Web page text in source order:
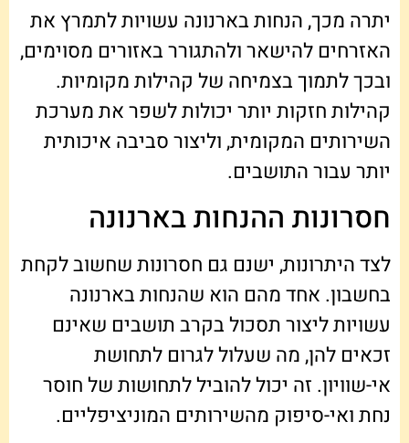
יתרה מכך, הנחות בארנונה עשויות לתמרץ את
האזרחים להישאר ולהתגורר באזורים מסוימים,
ובכך לתמוך בצמיחה של קהילות מקומיות.
קהילות חזקות יותר יכולות לשפר את מערכת
השירותים המקומית, וליצור סביבה איכותית
יותר עבור התושבים.
חסרונות ההנחות בארנונה
לצד היתרונות, ישנם גם חסרונות שחשוב לקחת
בחשבון. אחד מהם הוא שהנחות בארנונה
עשויות ליצור תסכול בקרב תושבים שאינם
זכאים להן, מה שעלול לגרום לתחושת
אי-שוויון. זה יכול להוביל לתחושות של חוסר
נחת ואי-סיפוק מהשירותים המוניציפליים.